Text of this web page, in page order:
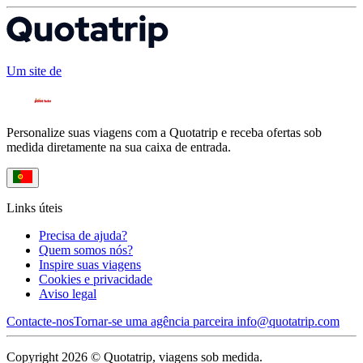
Um site de
Personalize suas viagens com a Quotatrip e receba ofertas sob
medida diretamente na sua caixa de entrada.
Links úteis
Precisa de ajuda?
Quem somos nós?
Inspire suas viagens
Cookies e privacidade
Aviso legal
Contacte-nosTornar-se uma agência parceira info@quotatrip.com
Copyright 2026 © Quotatrip, viagens sob medida.